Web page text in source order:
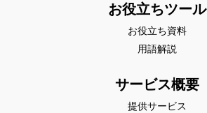
お役立ちツール
お役立ち資料
用語解説
サービス概要
提供サービス